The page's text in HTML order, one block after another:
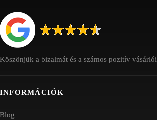
Köszönjük a bizalmát és a számos pozitív
INFORMÁCIÓK
Blog